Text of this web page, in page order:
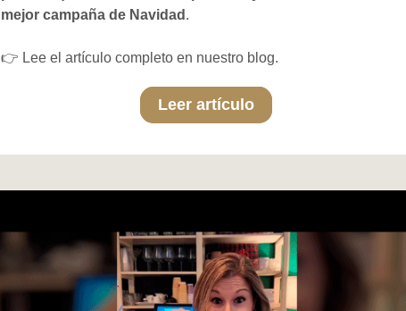
mejor campaña de Navidad .
👉 Lee el artículo completo en nuestro blog.
Leer artículo